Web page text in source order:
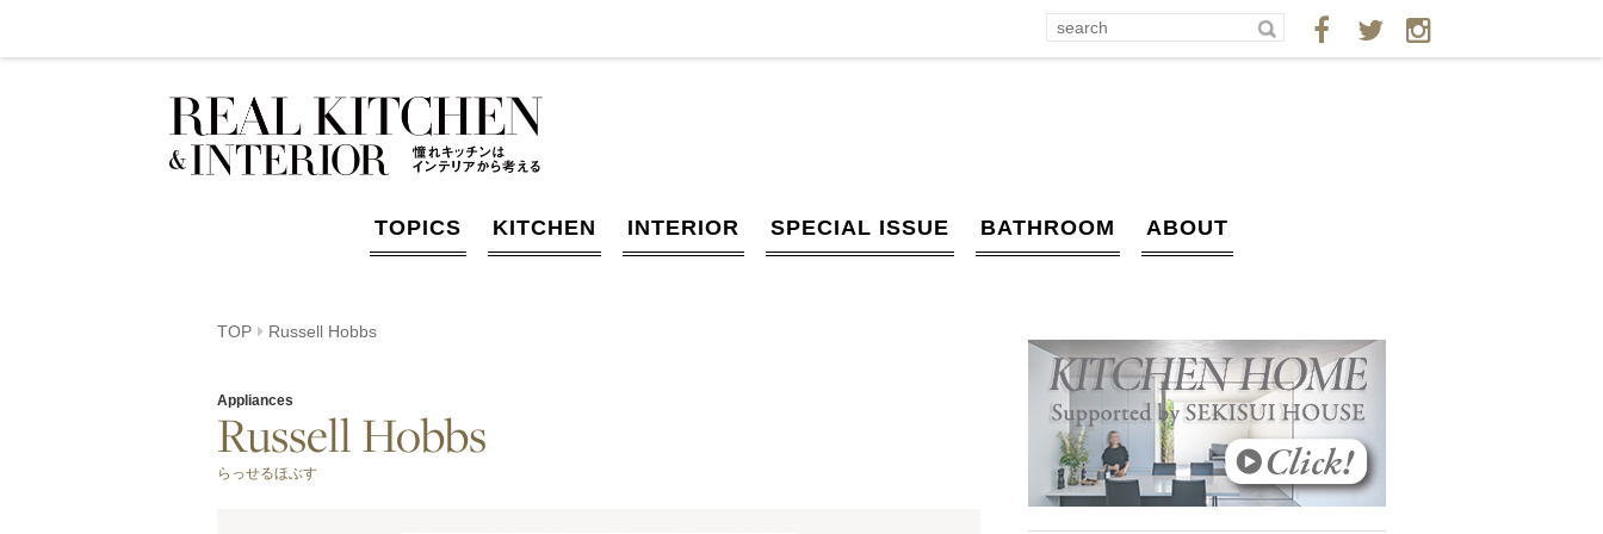
TOPICS KITCHEN INTERIOR SPECIAL ISSUE BATHROOM ABOUT
TOP Russell Hobbs
Appliances
Russell Hobbs
らっせるほぶす